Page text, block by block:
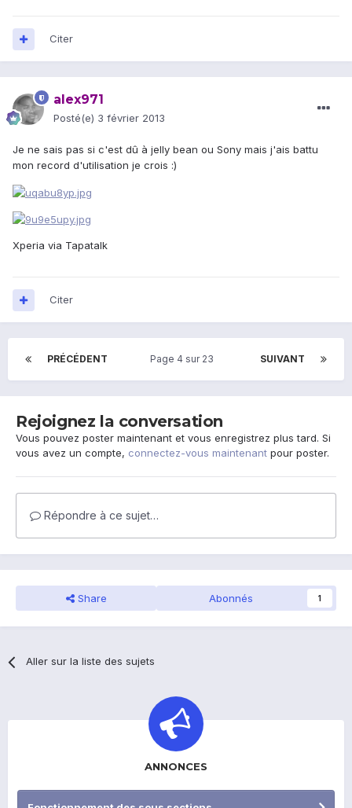
Citer
alex971
Posté(e) 3 février 2013
Je ne sais pas si c'est dû à jelly bean ou Sony mais j'ais battu
mon record d'utilisation je crois :)
Xperia via Tapatalk
Citer
PRÉCÉDENT SUIVANT
Page 4 sur 23
Rejoignez la conversation
Vous pouvez poster maintenant et vous enregistrez plus tard. Si
vous avez un compte, connectez-vous maintenant pour poster.
Répondre à ce sujet…
Share Abonnés 1
Aller sur la liste des sujets
ANNONCES